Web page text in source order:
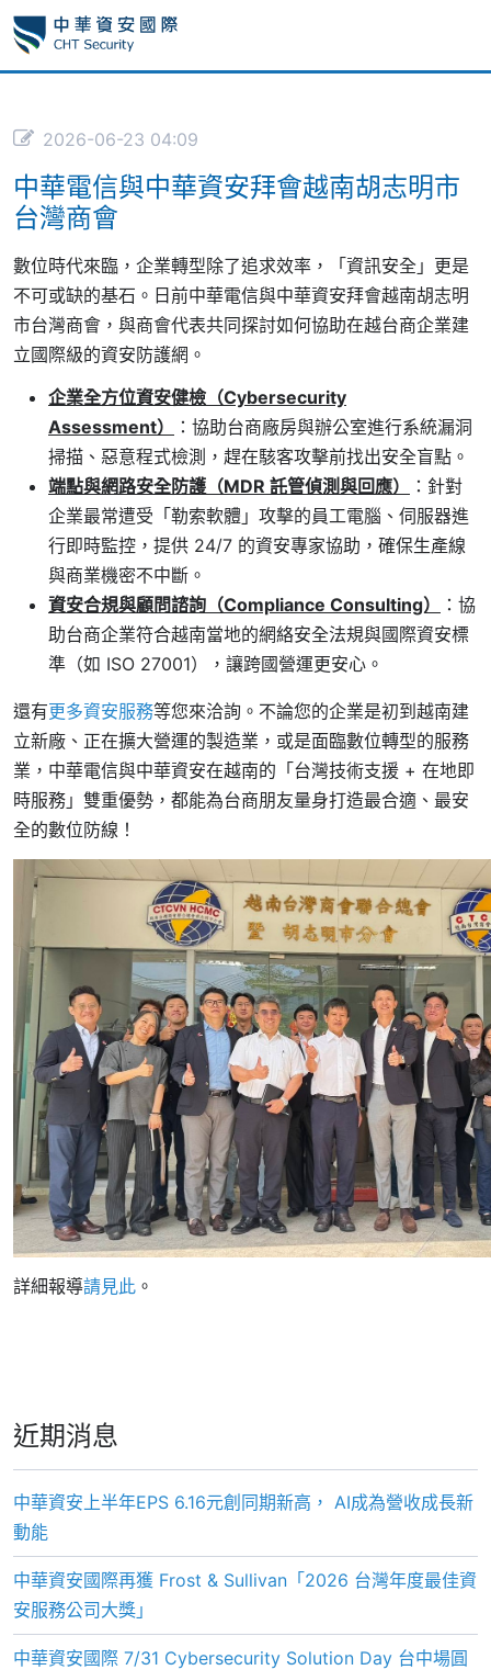
2026-06-23 04:09
中華電信與中華資安拜會越南胡志明市
台灣商會
數位時代來臨，企業轉型除了追求效率，「資訊安全」更是
不可或缺的基石。日前中華電信與中華資安拜會越南胡志明
市台灣商會，與商會代表共同探討如何協助在越台商企業建
立國際級的資安防護網。
企業全方位資安健檢（Cybersecurity
Assessment）
：協助台商廠房與辦公室進行系統漏洞
掃描、惡意程式檢測，趕在駭客攻擊前找出安全盲點。
端點與網路安全防護（MDR 託管偵測與回應）
：針對
企業最常遭受「勒索軟體」攻擊的員工電腦、伺服器進
行即時監控，提供 24/7 的資安專家協助，確保生產線
與商業機密不中斷。
資安合規與顧問諮詢（Compliance Consulting）
：協
助台商企業符合越南當地的網絡安全法規與國際資安標
準（如 ISO 27001），讓跨國營運更安心。
還有更多資安服務等您來洽詢。不論您的企業是初到越南建
立新廠、正在擴大營運的製造業，或是面臨數位轉型的服務
業，中華電信與中華資安在越南的「台灣技術支援 + 在地即
時服務」雙重優勢，都能為台商朋友量身打造最合適、最安
全的數位防線！
詳細報導請見此 。
近期消息
中華資安上半年EPS 6.16元創同期新高， AI成為營收成長新
動能
中華資安國際再獲 Frost & Sullivan「2026 台灣年度最佳資
安服務公司大獎」
中華資安國際 7/31 Cybersecurity Solution Day 台中場圓